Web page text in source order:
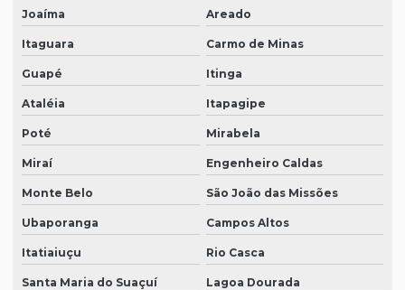
Joaíma Areado
Itaguara Carmo de Minas
Guapé Itinga
Ataléia Itapagipe
Poté Mirabela
Miraí Engenheiro Caldas
Monte Belo São João das Missões
Ubaporanga Campos Altos
Itatiaiuçu Rio Casca
Santa Maria do Suaçuí Lagoa Dourada